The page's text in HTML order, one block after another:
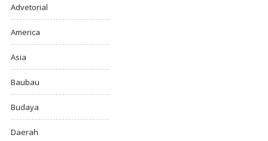
Advetorial
America
Asia
Baubau
Budaya
Daerah